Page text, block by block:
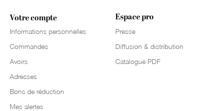
Votre compte
Informations personnelles
Commandes
Avoirs
Adresses
Bons de réduction
Mes alertes
Espace pro
Presse
Diffusion & distribution
Catalogue PDF